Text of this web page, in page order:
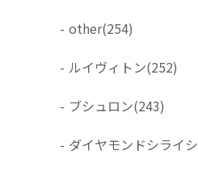
- other(254)
- ルイヴィトン(252)
- ブシュロン(243)
- ダイヤモンドシライシ